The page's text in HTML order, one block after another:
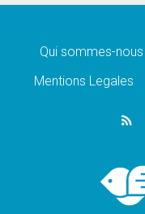
Au
Dalits
Qui sommes-nous
Mentions Legales